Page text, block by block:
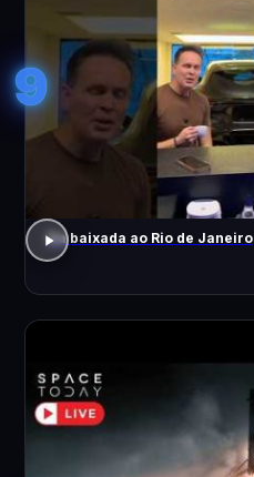
9
Da baixada ao Rio de Janeiro